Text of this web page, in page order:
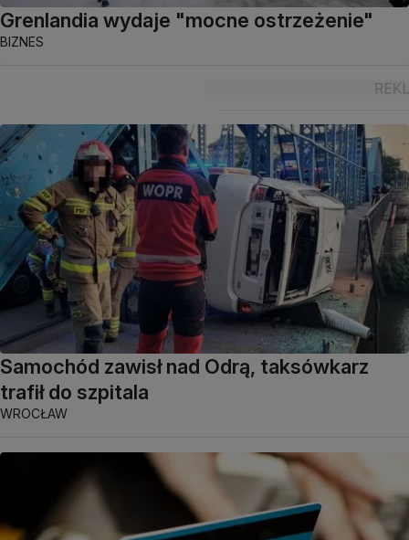
Grenlandia wydaje "mocne ostrzeżenie"
BIZNES
Samochód zawisł nad Odrą, taksówkarz
trafił do szpitala
WROCŁAW